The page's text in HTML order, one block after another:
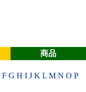
商品
F G H I J K L M N O P